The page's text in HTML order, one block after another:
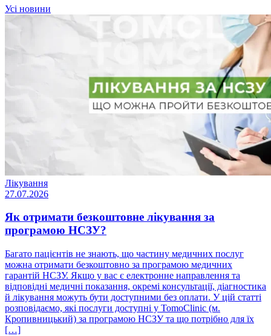
Усі новини
Лікування
27.07.2026
Як отримати безкоштовне лікування за
програмою НСЗУ?
Багато пацієнтів не знають, що частину медичних послуг
можна отримати безкоштовно за програмою медичних
гарантій НСЗУ. Якщо у вас є електронне направлення та
відповідні медичні показання, окремі консультації, діагностика
й лікування можуть бути доступними без оплати. У цій статті
розповідаємо, які послуги доступні у TomoClinic (м.
Кропивницький) за програмою НСЗУ та що потрібно для їх
[…]